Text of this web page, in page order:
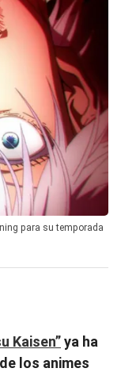
para su temporada
Kaisen”ya ha
los animes